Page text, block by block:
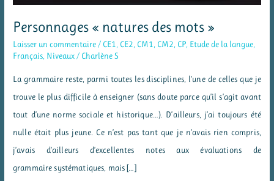
Personnages « natures des mots »
Laisser un commentaire/ CE1, CE2, CM1, CM2, CP, Etude de la langue,
Français, Niveaux/ Charlène S
La grammaire reste, parmi toutes les disciplines, l’une de celles que je
trouve le plus difficile à enseigner (sans doute parce qu’il s’agit avant
tout d’une norme sociale et historique…). D’ailleurs, j’ai toujours été
nulle était plus jeune. Ce n’est pas tant que je n’avais rien compris,
j’avais d’ailleurs d’excellentes notes aux évaluations de
grammaire systématiques, mais […]